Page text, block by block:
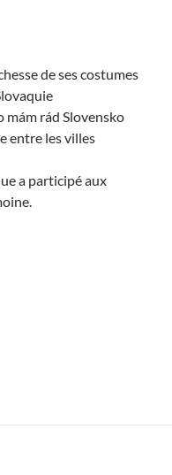
de ses costumes
mám rád Slovensko
entre les villes
a participé aux